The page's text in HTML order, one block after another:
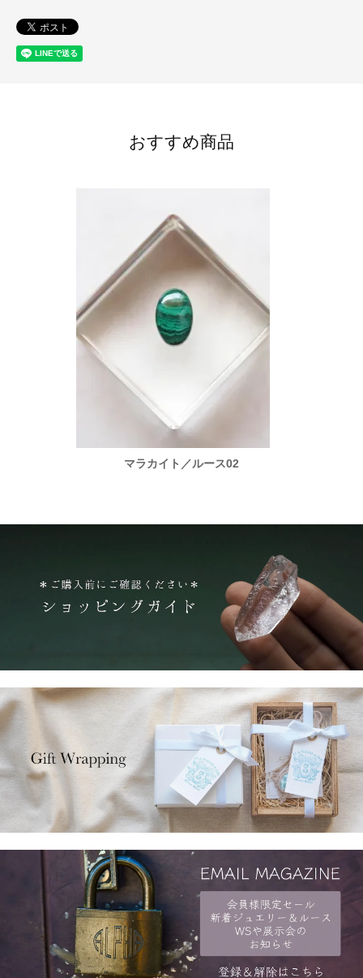
おすすめ商品
マラカイト／ルース02